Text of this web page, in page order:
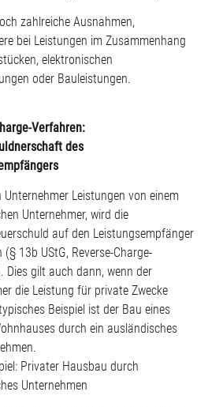
zahlreiche Ausnahmen,
bei Leistungen im Zusammenhang
elektronischen
oder Bauleistungen.
Verfahren:
des
Unternehmer Leistungen von einem
Unternehmer, wird die
auf den Leistungsempfänger
(§ 13b UStG, Reverse-Charge-
Dies gilt auch dann, wenn der
die Leistung für private Zwecke
Beispiel ist der Bau eines
durch ein ausländisches
Privater Hausbau durch
Unternehmen